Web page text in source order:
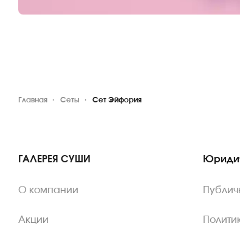
Главная Сеты Сет Эйфория
ГАЛЕРЕЯ СУШИ
О компании
Акции